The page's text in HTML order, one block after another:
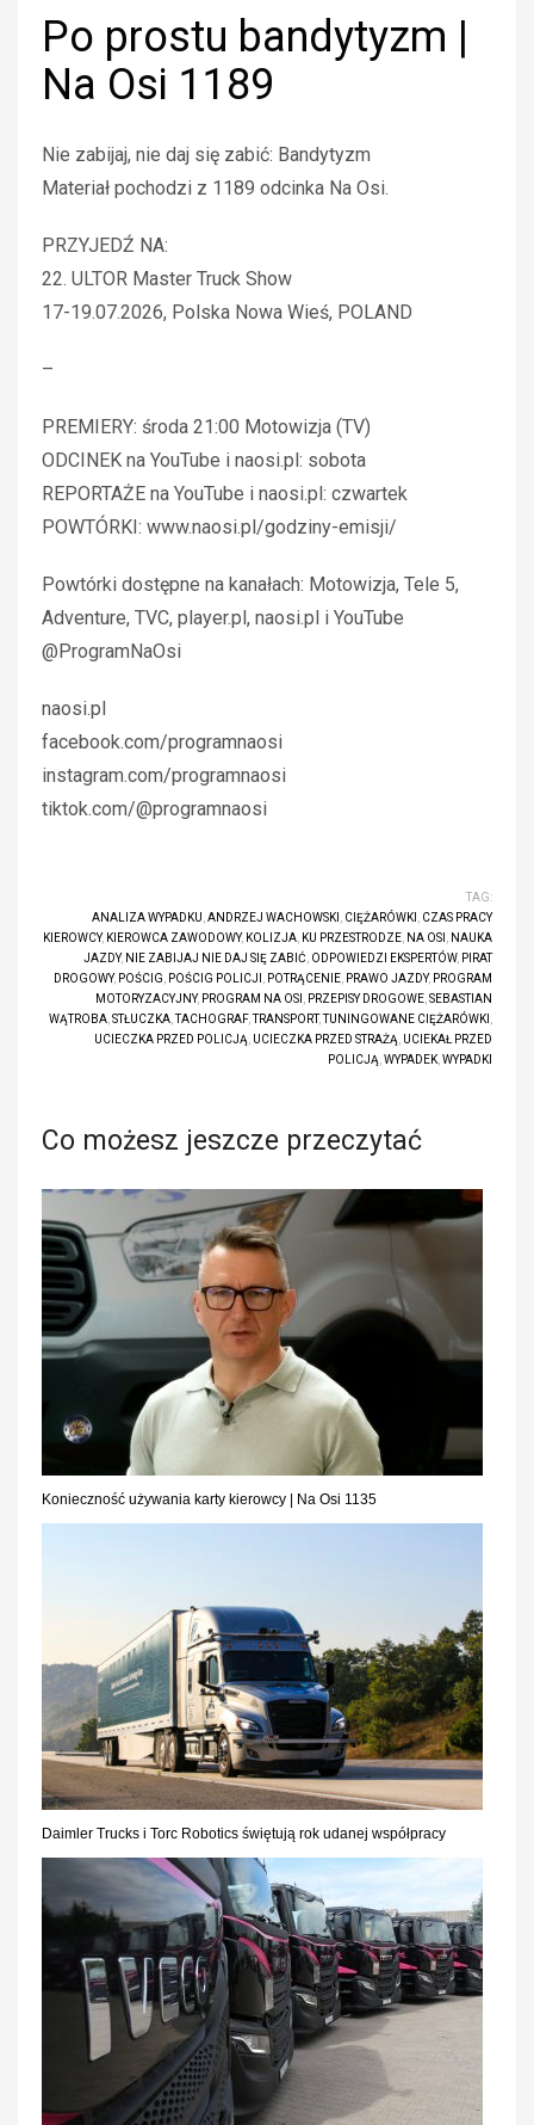
Po prostu bandytyzm |
Na Osi 1189
Nie zabijaj, nie daj się zabić: Bandytyzm
Materiał pochodzi z 1189 odcinka Na Osi.
PRZYJEDŹ NA:
22. ULTOR Master Truck Show
17-19.07.2026, Polska Nowa Wieś, POLAND
–
PREMIERY: środa 21:00 Motowizja (TV)
ODCINEK na YouTube i naosi.pl: sobota
REPORTAŻE na YouTube i naosi.pl: czwartek
POWTÓRKI: www.naosi.pl/godziny-emisji/
Powtórki dostępne na kanałach: Motowizja, Tele 5,
Adventure, TVC, player.pl, naosi.pl i YouTube
@ProgramNaOsi
naosi.pl
facebook.com/programnaosi
instagram.com/programnaosi
tiktok.com/@programnaosi
TAG:
ANALIZA WYPADKU,ANDRZEJ WACHOWSKI , CIĘŻARÓWKI , CZAS PRACY
KIEROWCY, KIEROWCA ZAWODOWY, KOLIZJA, KU PRZESTRODZE, NA OSI , NAUKA
JAZDY, NIE ZABIJAJ NIE DAJ SIĘ ZABIĆ, ODPOWIEDZI EKSPERTÓW, PIRAT
DROGOWY, POŚCIG, POŚCIG POLICJI , POTRĄCENIE, PRAWO JAZDY, PROGRAM
MOTORYZACYJNY, PROGRAM NA OSI , PRZEPISY DROGOWE,SEBASTIAN
WĄTROBA,STŁUCZKA, TACHOGRAF, TRANSPORT , TUNINGOWANE CIĘŻARÓWKI ,
UCIECZKA PRZED POLICJĄ, UCIECZKA PRZED STRAŻĄ, UCIEKAŁ PRZED
POLICJĄ,WYPADEK,WYPADKI
Co możesz jeszcze przeczytać
Konieczność używania karty kierowcy | Na Osi 1135
Daimler Trucks i Torc Robotics świętują rok udanej współpracy